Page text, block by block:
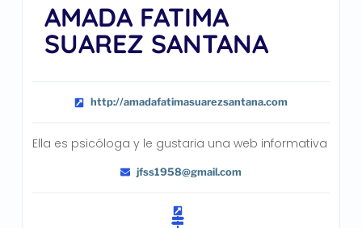
AMADA FATIMA
SUAREZ SANTANA
http://amadafatimasuarezsantana.com
Ella es psicóloga y le gustaria una web informativa
jfss1958@gmail.com